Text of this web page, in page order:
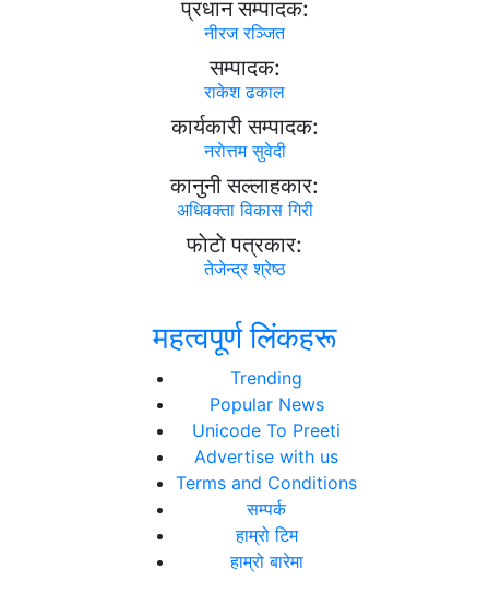
प्रधान सम्पादक:
नीरज रञ्जित
सम्पादक:
राकेश ढकाल
कार्यकारी सम्पादक:
नराेत्तम सुवेदी
कानुनी सल्लाहकार:
अधिवक्ता विकास गिरी
फाेटाे पत्रकार:
तेजेन्द्र श्रेष्ठ
महत्वपूर्ण लिंकहरू
Trending
Popular News
Unicode To Preeti
Advertise with us
Terms and Conditions
सम्पर्क
हाम्रो टिम
हाम्रो बारेमा